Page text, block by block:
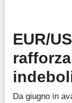
EUR/
Da giugno in